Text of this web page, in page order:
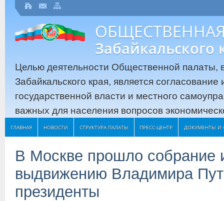
Забайкальского
Целью деятельности Общественной палаты,
Забайкальского края, является
государственной власти и местного
важных для населения вопросов
ГЛАВНАЯ НОВОСТИ СТРУКТУРА ПАЛАТЫ ПРЕСС-ЦЕНТР ДОКУМЕНТЫ И
В Москве прошло собрание
выдвижению Владимира
президенты